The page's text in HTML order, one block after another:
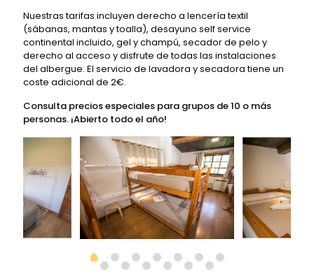
Nuestras tarifas incluyen derecho a lencería textil
(sábanas, mantas y toalla), desayuno self service
continental incluido, gel y champú, secador de pelo y
derecho al acceso y disfrute de todas las instalaciones
del albergue. El servicio de lavadora y secadora tiene un
coste adicional de 2€.
Consulta precios especiales para grupos de 10 o más
personas. ¡Abierto todo el año!